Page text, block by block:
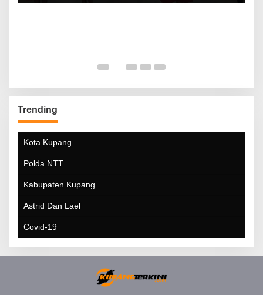
Trending
Kota Kupang
Polda NTT
Kabupaten Kupang
Astrid Dan Lael
Covid-19